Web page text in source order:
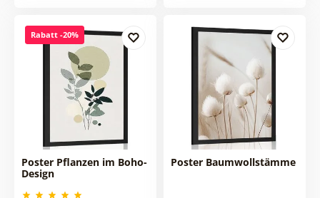
Rabatt -20%
Poster Pflanzen im Boho-
Design
Poster Baumwollstämme